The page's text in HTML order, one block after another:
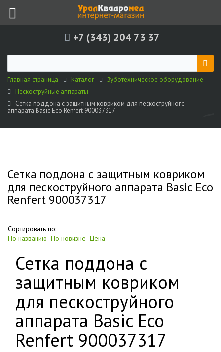
+7 (343) 204 73 37
Главная страница Каталог
Зуботехническое оборудование
Пескоструйные аппараты
Сетка поддона с защитным ковриком для пескоструйного
аппарата Basic Eco Renfert 900037317
Сетка поддона с защитным ковриком
для пескоструйного аппарата Basic Eco
Renfert 900037317
Сортировать по:
По названию По новизне Цена
Сетка поддона с
защитным ковриком
для пескоструйного
аппарата Basic Eco
Renfert 900037317